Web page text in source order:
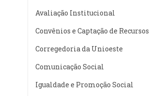
Avaliação Institucional
Convênios e Captação de Recursos
Corregedoria da Unioeste
Comunicação Social
Igualdade e Promoção Social